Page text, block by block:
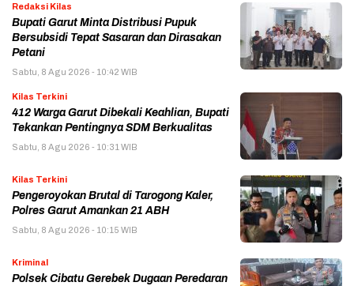
Redaksi Kilas
Bupati Garut Minta Distribusi Pupuk
Bersubsidi Tepat Sasaran dan Dirasakan
Petani
Sabtu, 8 Agu 2026 - 10:42 WIB
Kilas Terkini
412 Warga Garut Dibekali Keahlian, Bupati
Tekankan Pentingnya SDM Berkualitas
Sabtu, 8 Agu 2026 - 10:31 WIB
Kilas Terkini
Pengeroyokan Brutal di Tarogong Kaler,
Polres Garut Amankan 21 ABH
Sabtu, 8 Agu 2026 - 10:15 WIB
Kriminal
Polsek Cibatu Gerebek Dugaan Peredaran